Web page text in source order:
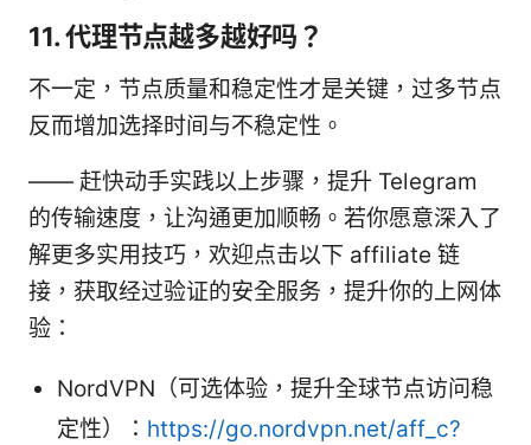
11. 代理节点越多越好吗？
不一定，节点质量和稳定性才是关键，过多节点
反而增加选择时间与不稳定性。
—— 赶快动手实践以上步骤，提升 Telegram
的传输速度，让沟通更加顺畅。若你愿意深入了
解更多实用技巧，欢迎点击以下 affiliate 链
接，获取经过验证的安全服务，提升你的上网体
验：
NordVPN（可选体验，提升全球节点访问稳
定性）： https://go.nordvpn.net/aff_c?